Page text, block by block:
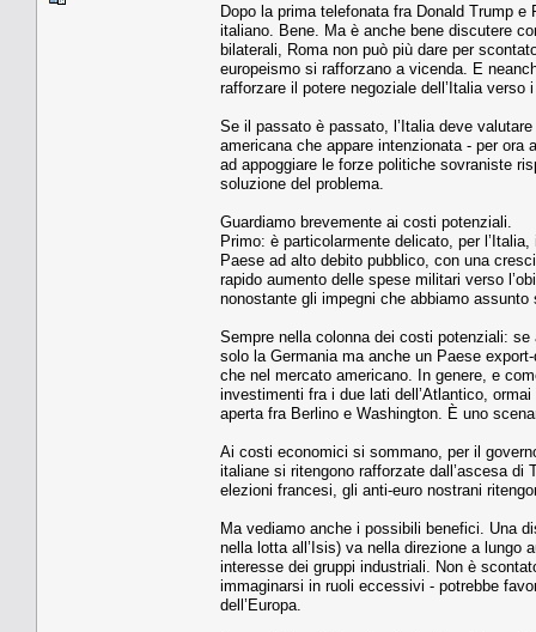
Dopo la prima telefonata fra Donald Trump
italiano. Bene. Ma è anche bene discutere
bilaterali, Roma non può più dare per
europeismo si rafforzano a vicenda. E
rafforzare il potere negoziale dell’Italia verso
Se il passato è passato, l’Italia deve
americana che appare intenzionata - per ora
ad appoggiare le forze politiche sovraniste
soluzione del problema.
Guardiamo brevemente ai costi potenziali.
Primo: è particolarmente delicato, per
Paese ad alto debito pubblico, con una
rapido aumento delle spese militari verso
nonostante gli impegni che abbiamo assunto
Sempre nella colonna dei costi potenziali:
solo la Germania ma anche un Paese
che nel mercato americano. In genere, e
investimenti fra i due lati dell’Atlantico,
aperta fra Berlino e Washington. È uno
Ai costi economici si sommano, per il
italiane si ritengono rafforzate dall’ascesa
elezioni francesi, gli anti-euro nostrani
Ma vediamo anche i possibili benefici. Una
nella lotta all’Isis) va nella direzione a lungo
interesse dei gruppi industriali. Non è
immaginarsi in ruoli eccessivi - potrebbe
dell’Europa.